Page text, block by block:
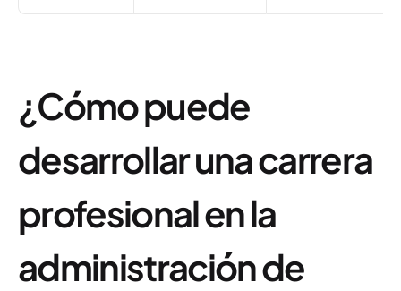
¿Cómo puede
desarrollar una carrera
profesional en la
administración de